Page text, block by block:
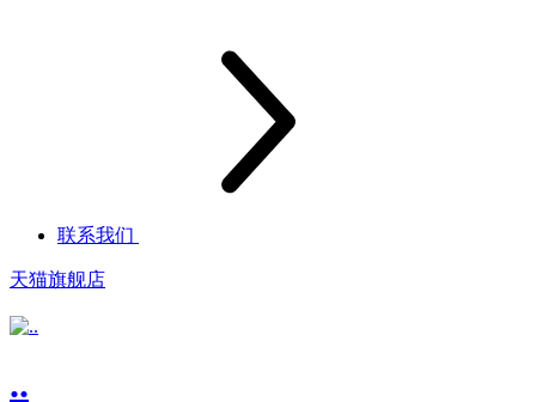
联系我们
天猫旗舰店
..